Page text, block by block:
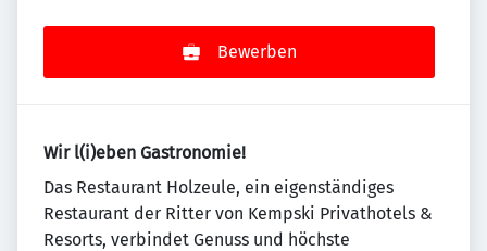
Bewerben
Wir l(i)eben Gastronomie!
Das Restaurant Holzeule, ein eigenständiges
Restaurant der Ritter von Kempski Privathotels &
Resorts, verbindet Genuss und höchste